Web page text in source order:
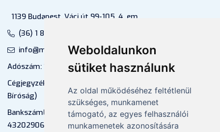
Weboldalunkon
sütiket használunk
Az oldal működéséhez feltétlenül
szükséges, munkamenet
támogató, az egyes felhasználói
munkamenetek azonosítására
1139 Budapest, Váci út 99-105. 4. em.
(36) 1 880 76 00
info@mprx.hu
Adószám: 13598145-2-41
Cégjegyzékszám: 01-09-883770 (Fővárosi
Bíróság)
Bankszámlaszám: CIB Bank, 10700581-
43202906-51100005